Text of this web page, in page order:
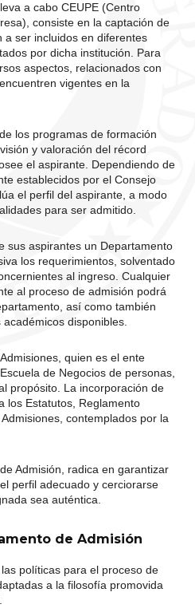
a cabo CEUPE (Centro
consiste en la captación de
a ser incluidos en diferentes
por dicha institución. Para
aspectos, relacionados con
vigentes en la
los programas de formación
y valoración del récord
el aspirante. Dependiendo de
establecidos por el Consejo
el perfil del aspirante, a modo
para ser admitido.
sus aspirantes un Departamento
los requerimientos, solventado
al ingreso. Cualquier
al proceso de admisión podrá
así como también
disponibles.
quien es el ente
de Negocios de personas,
propósito. La incorporación de
los Estatutos, Reglamento
contemplados por la
Admisión, radica en garantizar
perfil adecuado y cerciorarse
sea auténtica.
de Admisión
políticas para el proceso de
a la filosofía promovida